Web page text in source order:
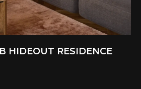
HIDEOUT RESIDENCE